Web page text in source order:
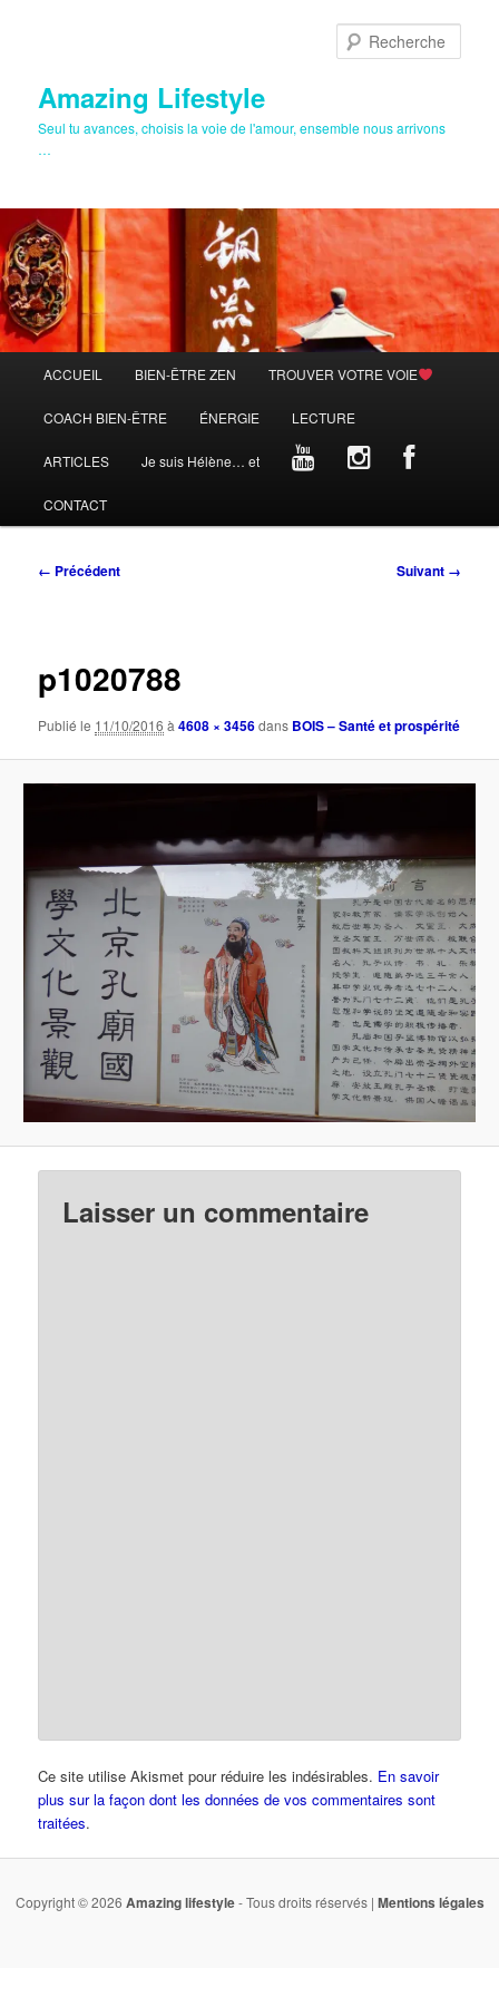
Amazing Lifestyle
Seul tu avances, choisis la voie de l'amour, ensemble nous arrivons
…
principal
ACCUEIL BIEN-ÊTRE ZEN TROUVER VOTRE VOIE
COACH BIEN-ÊTRE ÉNERGIE LECTURE
ARTICLES Je suis Hélène… et
CONTACT
Navigation
← Précédent Suivant →
p1020788
Publié le 11/10/2016 à4608 × 3456dans BOIS – Santé et prospérité
Laisser un commentaire
Ce site utilise Akismet pour réduire les indésirables. En savoir
plus sur la façon dont les données de vos commentaires sont
traitées.
Copyright © 2026 Amazing lifestyle- Tous droits réservés | Mentions légales